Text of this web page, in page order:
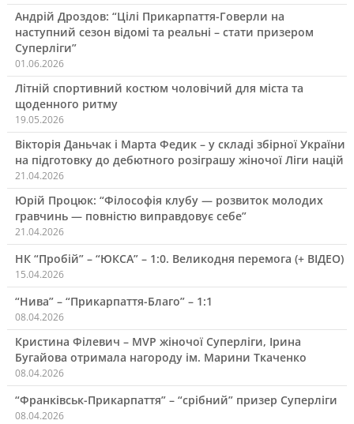
Андрій Дроздов: “Цілі Прикарпаття-Говерли на
наступний сезон відомі та реальні – стати призером
Суперліги”
01.06.2026
Літній спортивний костюм чоловічий для міста та
щоденного ритму
19.05.2026
Вікторія Даньчак і Марта Федик – у складі збірної України
на підготовку до дебютного розіграшу жіночої Ліги націй
21.04.2026
Юрій Процюк: “Філософія клубу — розвиток молодих
гравчинь — повністю виправдовує себе”
21.04.2026
НК “Пробій” – “ЮКСА” – 1:0. Великодня перемога (+ ВІДЕО)
15.04.2026
“Нива” – “Прикарпаття-Благо” – 1:1
08.04.2026
Кристина Філевич – MVP жіночої Суперліги, Ірина
Бугайова отримала нагороду ім. Марини Ткаченко
08.04.2026
“Франківськ-Прикарпаття” – “срібний” призер Суперліги
08.04.2026